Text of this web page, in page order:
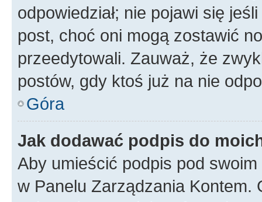
odpowiedział; nie pojawi się
post, choć oni mogą zostawić
przeedytowali. Zauważ, że
postów, gdy ktoś już na nie
Góra
Jak dodawać podpis do
Aby umieścić podpis pod
w Panelu Zarządzania